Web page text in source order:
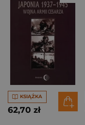
KSIĄŻKA
62,70 zł